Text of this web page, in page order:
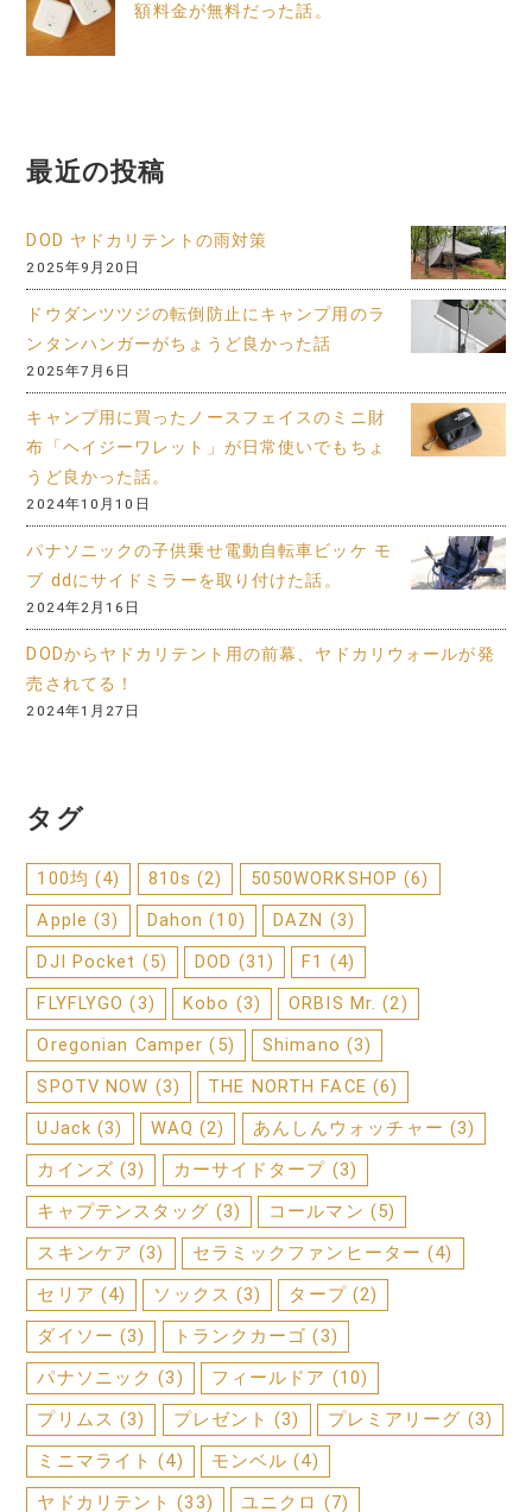
額料金が無料だった話。
最近の投稿
DOD ヤドカリテントの雨対策
2025年9月20日
ドウダンツツジの転倒防止にキャンプ用のラ
ンタンハンガーがちょうど良かった話
2025年7月6日
キャンプ用に買ったノースフェイスのミニ財
布「ヘイジーワレット」が日常使いでもちょ
うど良かった話。
2024年10月10日
パナソニックの子供乗せ電動自転車ビッケ モ
ブ ddにサイドミラーを取り付けた話。
2024年2月16日
DODからヤドカリテント用の前幕、ヤドカリウォールが発
売されてる！
2024年1月27日
タグ
100均 (4) 810s (2) 5050WORKSHOP (6)
Apple (3) Dahon (10) DAZN (3)
DJI Pocket (5) DOD (31) F1 (4)
FLYFLYGO (3) Kobo (3) ORBIS Mr. (2)
Oregonian Camper (5) Shimano (3)
SPOTV NOW (3) THE NORTH FACE (6)
UJack (3) WAQ (2) あんしんウォッチャー (3)
カインズ (3) カーサイドタープ (3)
キャプテンスタッグ (3) コールマン (5)
スキンケア (3) セラミックファンヒーター (4)
セリア (4) ソックス (3) タープ(2)
ダイソー (3) トランクカーゴ (3)
パナソニック (3) フィールドア (10)
プリムス (3) プレゼント (3) プレミアリーグ (3)
ミニマライト (4) モンベル (4)
ヤドカリテント (33) ユニクロ (7)